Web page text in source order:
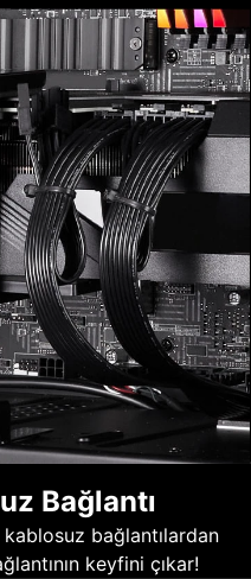
Bağlantı
bağlantılardan
keyfini çıkar!